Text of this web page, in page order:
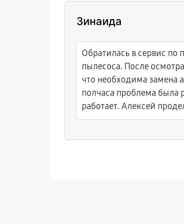
Зинаида
Обратилась в сервис по
пылесоса. После
что необходима замена
полчаса проблема была
работает. Алексей